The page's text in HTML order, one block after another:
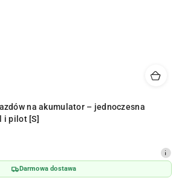
na akumulator – jednoczesna
i pilot [S]
Darmowa dostawa